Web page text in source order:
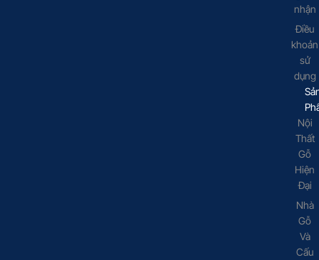
nhận
Điều
khoản
sử
dụng
Nội
Thất
Gỗ
Hiện
Đại
Nhà
Gỗ
Và
Cấu